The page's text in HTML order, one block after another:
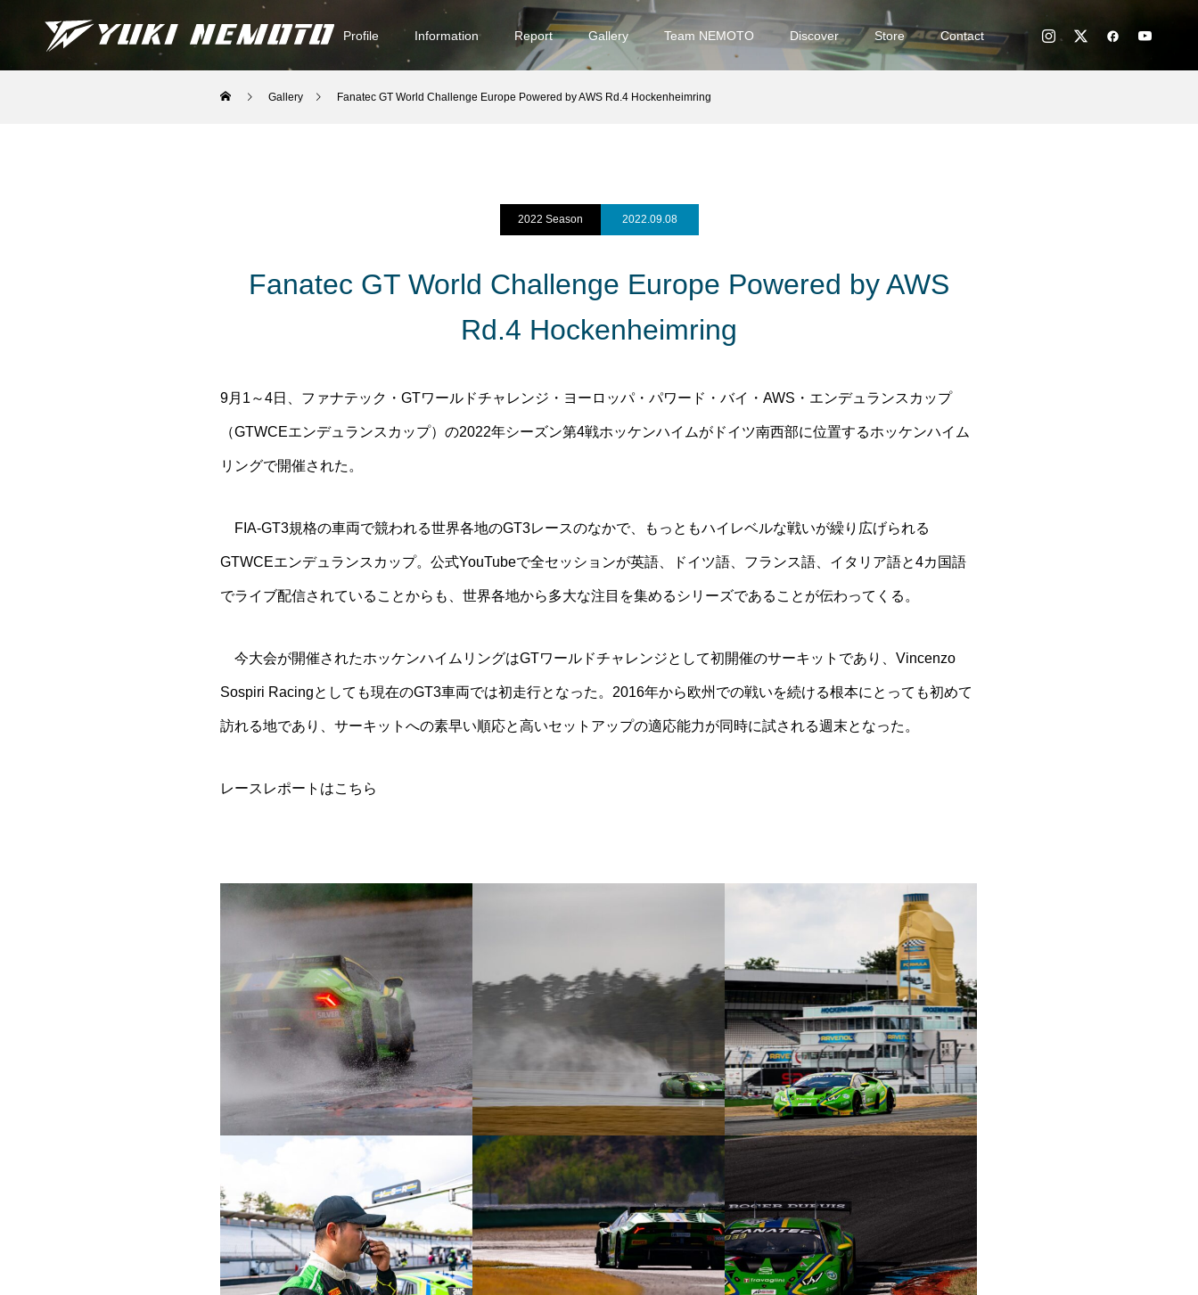
Profile Information Report Gallery Team NEMOTO Discover Store Contact
Gallery Fanatec GT World Challenge Europe Powered by AWS Rd.4 Hockenheimring
2022 Season 2022.09.08
Fanatec GT World Challenge Europe Powered by AWS
Rd.4 Hockenheimring
9月1～4日、ファナテック・GTワールドチャレンジ・ヨーロッパ・パワード・バイ・AWS・エンデュランスカップ
（GTWCEエンデュランスカップ）の2022年シーズン第4戦ホッケンハイムがドイツ南西部に位置するホッケンハイム
リングで開催された。
FIA-GT3規格の車両で競われる世界各地のGT3レースのなかで、もっともハイレベルな戦いが繰り広げられる
GTWCEエンデュランスカップ。公式YouTubeで全セッションが英語、ドイツ語、フランス語、イタリア語と4カ国語
でライブ配信されていることからも、世界各地から多大な注目を集めるシリーズであることが伝わってくる。
今大会が開催されたホッケンハイムリングはGTワールドチャレンジとして初開催のサーキットであり、Vincenzo
Sospiri Racingとしても現在のGT3車両では初走行となった。2016年から欧州での戦いを続ける根本にとっても初めて
訪れる地であり、サーキットへの素早い順応と高いセットアップの適応能力が同時に試される週末となった。
レースレポートはこちら